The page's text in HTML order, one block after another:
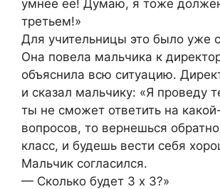
умнее ее! Думаю, я тоже
третьем!»
Для учительницы это было уже
Она повела мальчика к
объяснила всю ситуацию.
и сказал мальчику: «Я проведу
ты не сможет ответить на
вопросов, то вернешься
класс, и будешь вести себя
Мальчик согласился.
— Сколько будет 3 x 3?»